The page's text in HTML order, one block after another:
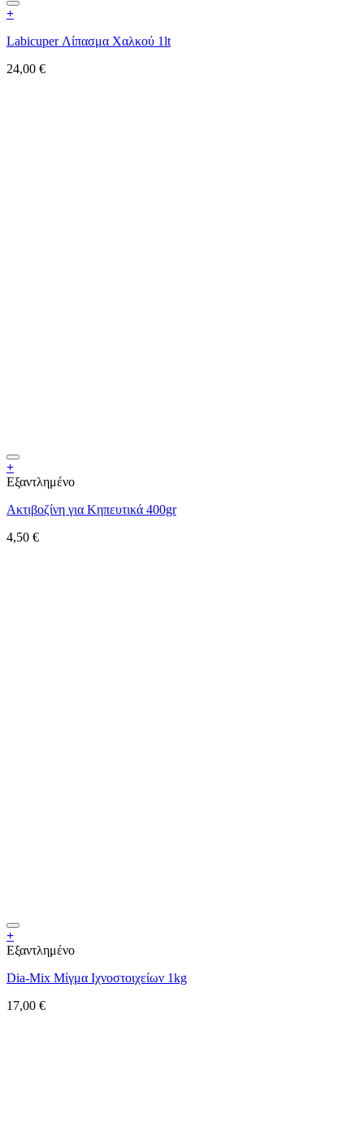
+
Labicuper Λίπασμα Χαλκού 1lt
24,00 €
+
Εξαντλημένο
Ακτιβοζίνη για Κηπευτικά 400gr
4,50 €
+
Εξαντλημένο
Dia-Mix Μίγμα Ιχνοστοιχείων 1kg
17,00 €